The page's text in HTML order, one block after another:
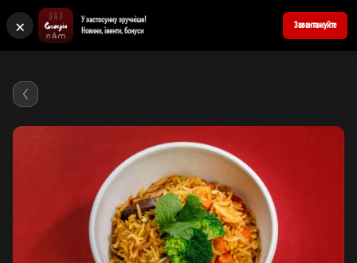
×
У застосунку зручніше!
Новини, івенти, бонуси
Завантажуйте
+380676939898 Забронювати стіл